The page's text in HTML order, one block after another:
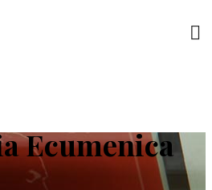
Ecumenica